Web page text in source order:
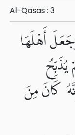
Al-Qasas : 3
أَهْلَهَا
كَانَ مِنَ